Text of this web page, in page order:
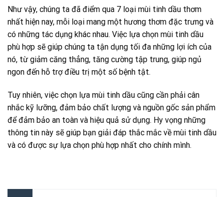
Như vậy, chúng ta đã điểm qua 7 loại mùi tinh dầu thơm
nhất hiện nay, mỗi loại mang một hương thơm đặc trưng và
có những tác dụng khác nhau. Việc lựa chọn mùi tinh dầu
phù hợp sẽ giúp chúng ta tận dụng tối đa những lợi ích của
nó, từ giảm căng thẳng, tăng cường tập trung, giúp ngủ
ngon đến hỗ trợ điều trị một số bệnh tật.
Tuy nhiên, việc chọn lựa mùi tinh dầu cũng cần phải cân
nhắc kỹ lưỡng, đảm bảo chất lượng và nguồn gốc sản phẩm
để đảm bảo an toàn và hiệu quả sử dụng. Hy vọng những
thông tin này sẽ giúp bạn giải đáp thắc mắc về mùi tinh dầu
và có được sự lựa chọn phù hợp nhất cho chính mình.